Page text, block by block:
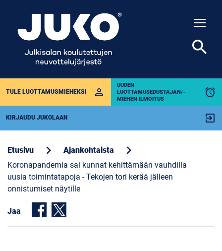
TULE LUOTTAMUSMIEHEKSI perm_identity
UUDEN
LUOTTAMUSEDUSTAJAN/-
MIEHEN ILMOITUS
alarm
KIRJAUDU JUKOLAAN exit_to_app
search
Etusivu chevron_right Ajankohtaista chevron_right
Koronapandemia sai kunnat kehittämään vauhdilla
uusia toimintatapoja - Tekojen tori kerää jälleen
onnistumiset näytille
Jaa